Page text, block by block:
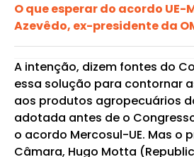
O que esperar do acordo UE-
Azevêdo, ex-presidente da
A intenção, dizem fontes do
essa solução para contornar
aos produtos agropecuários
adotada antes de o
o acordo Mercosul-UE. Mas o
Câmara, Hugo Motta